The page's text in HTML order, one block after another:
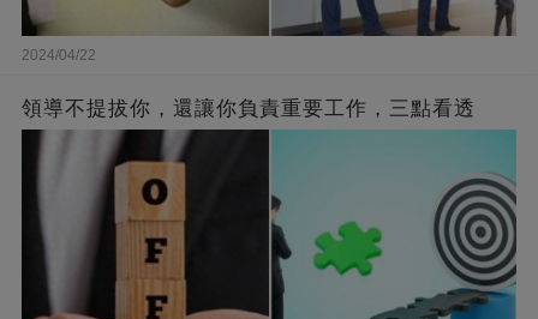
2024/04/22
領導不提拔你，還讓你負責重要工作，三點看透